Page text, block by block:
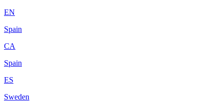
EN
Spain
CA
Spain
ES
Sweden